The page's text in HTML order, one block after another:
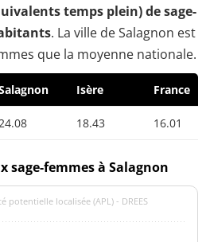
temps plein) de sage-
. La ville de Salagnon est
que la moyenne nationale.
Isère France
18.43 16.01
sage-femmes à Salagnon
potentielle localisée (APL) - DREES